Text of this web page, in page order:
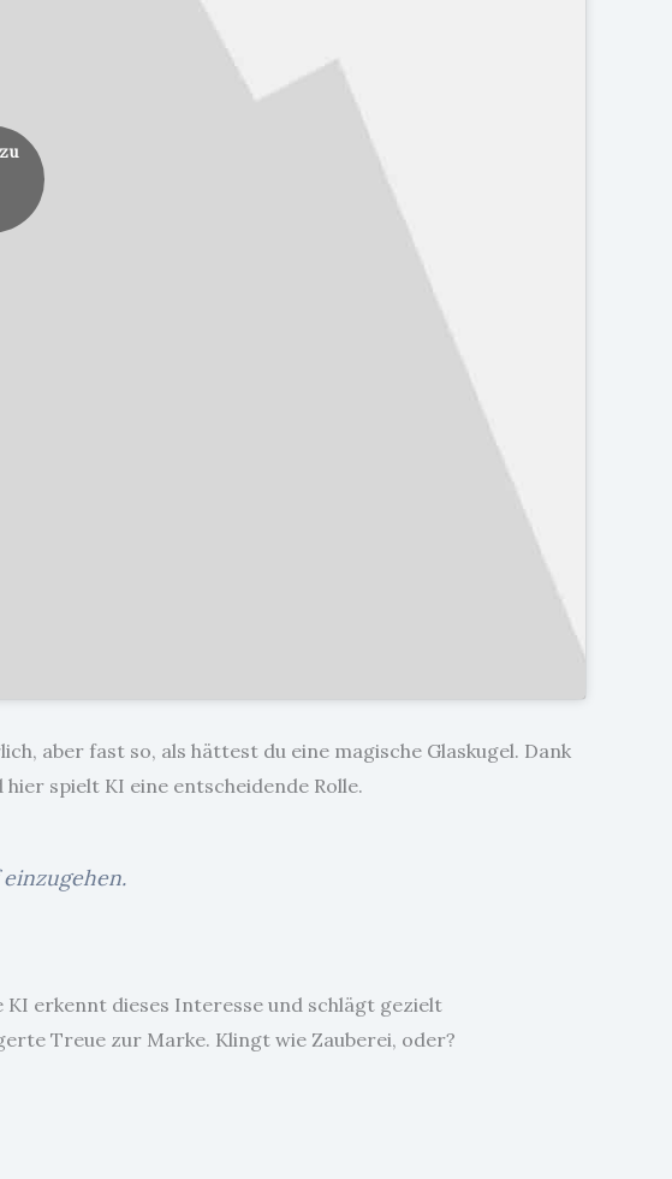
aber fast so, als hättest du eine magische Glaskugel. Dank
spielt KI eine entscheidende Rolle.
erkennt dieses Interesse und schlägt gezielt
Treue zur Marke. Klingt wie Zauberei, oder?